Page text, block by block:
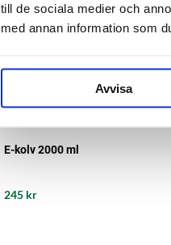
till de sociala medier och
med annan information som
Avvisa
E-kolv 2000 ml
245 kr